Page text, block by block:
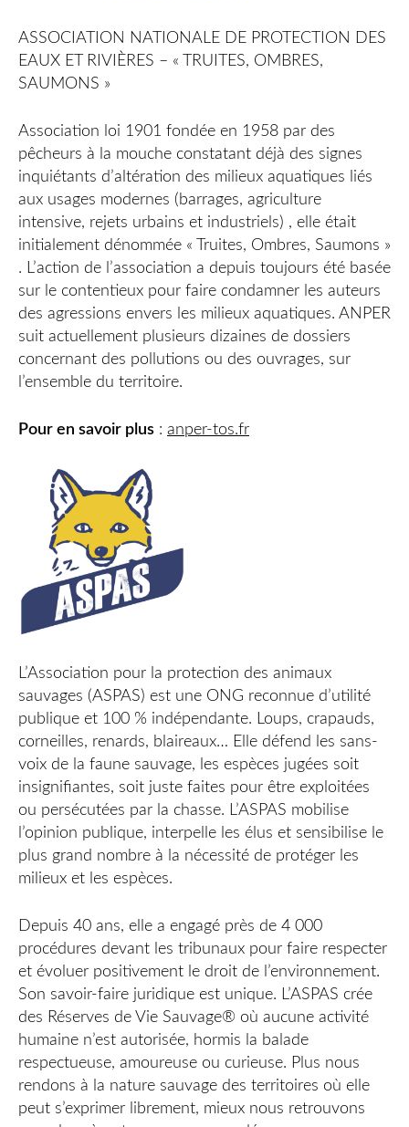
ASSOCIATION NATIONALE DE PROTECTION DES
EAUX ET RIVIÈRES – « TRUITES, OMBRES,
SAUMONS »
Association loi 1901 fondée en 1958 par des
pêcheurs à la mouche constatant déjà des signes
inquiétants d’altération des milieux aquatiques liés
aux usages modernes (barrages, agriculture
intensive, rejets urbains et industriels) , elle était
initialement dénommée « Truites, Ombres, Saumons »
. L’action de l’association a depuis toujours été basée
sur le contentieux pour faire condamner les auteurs
des agressions envers les milieux aquatiques. ANPER
suit actuellement plusieurs dizaines de dossiers
concernant des pollutions ou des ouvrages, sur
l’ensemble du territoire.
Pour en savoir plus : anper-tos.fr
L’Association pour la protection des animaux
sauvages (ASPAS) est une ONG reconnue d’utilité
publique et 100 % indépendante. Loups, crapauds,
corneilles, renards, blaireaux… Elle défend les sans-
voix de la faune sauvage, les espèces jugées soit
insignifiantes, soit juste faites pour être exploitées
ou persécutées par la chasse. L’ASPAS mobilise
l’opinion publique, interpelle les élus et sensibilise le
plus grand nombre à la nécessité de protéger les
milieux et les espèces.
Depuis 40 ans, elle a engagé près de 4 000
procédures devant les tribunaux pour faire respecter
et évoluer positivement le droit de l’environnement.
Son savoir-faire juridique est unique. L’ASPAS crée
des Réserves de Vie Sauvage® où aucune activité
humaine n’est autorisée, hormis la balade
respectueuse, amoureuse ou curieuse. Plus nous
rendons à la nature sauvage des territoires où elle
peut s’exprimer librement, mieux nous retrouvons